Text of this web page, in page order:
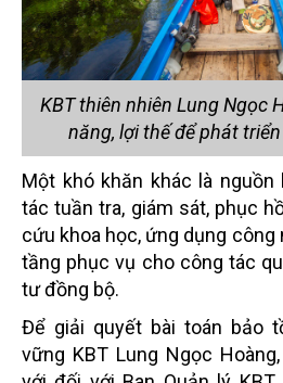
KBT thiên nhiên Lung Ngọc
năng, lợi thế để phát
Một khó khăn khác là
tác tuần tra, giám sát, phục
cứu khoa học, ứng dụng công
tầng phục vụ cho công tác
tư đồng bộ.
Để giải quyết bài toán bảo
vững KBT Lung Ngọc